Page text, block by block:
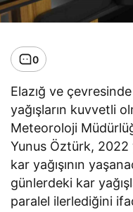
0
Elazığ ve
yağışların kuvvetli
Meteoroloji
Yunus Öztürk, 2022
kar yağışının
günlerdeki kar
paralel ilerlediğini